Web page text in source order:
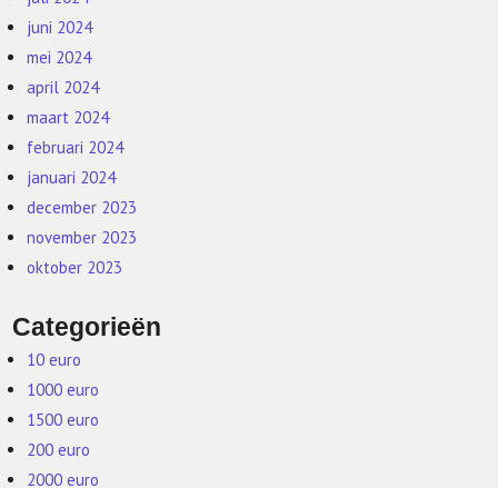
juni 2024
mei 2024
april 2024
maart 2024
februari 2024
januari 2024
december 2023
november 2023
oktober 2023
Categorieën
10 euro
1000 euro
1500 euro
200 euro
2000 euro